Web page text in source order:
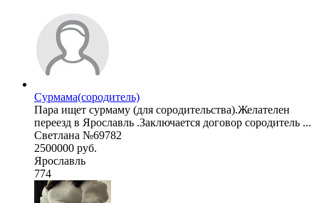
Сурмама(сородитель)
Пара ищет сурмаму (для сородительства).Желателен
переезд в Ярославль .Заключается договор сородитель ...
Светлана №69782
2500000 руб.
Ярославль
774